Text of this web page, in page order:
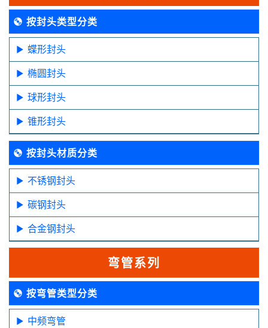
按封头类型分类
蝶形封头
椭圆封头
球形封头
锥形封头
按封头材质分类
不锈钢封头
碳钢封头
合金钢封头
弯管系列
按弯管类型分类
中频弯管